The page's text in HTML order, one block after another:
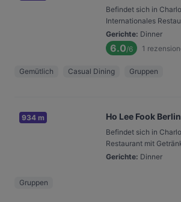
Befindet sich in
Internationales
Gerichte: Dinner
6.0/6 1
Gemütlich Casual Dining Gruppen
934 m Ho Lee Fook Berlin
Befindet sich in
Restaurant mit
Gerichte: Dinner
Gruppen